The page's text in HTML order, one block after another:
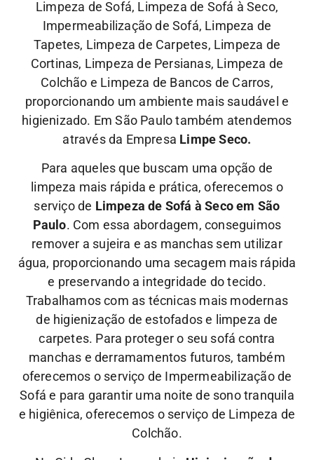
Limpeza de Sofá, Limpeza de Sofá à Seco,
Impermeabilização de Sofá, Limpeza de
Tapetes, Limpeza de Carpetes, Limpeza de
Cortinas, Limpeza de Persianas, Limpeza de
Colchão e Limpeza de Bancos de Carros,
proporcionando um ambiente mais saudável e
higienizado. Em São Paulo também atendemos
através da Empresa Limpe Seco.
Para aqueles que buscam uma opção de
limpeza mais rápida e prática, oferecemos o
serviço de Limpeza de Sofá à Seco em São
Paulo. Com essa abordagem, conseguimos
remover a sujeira e as manchas sem utilizar
água, proporcionando uma secagem mais rápida
e preservando a integridade do tecido.
Trabalhamos com as técnicas mais modernas
de higienização de estofados e limpeza de
carpetes. Para proteger o seu sofá contra
manchas e derramamentos futuros, também
oferecemos o serviço de Impermeabilização de
Sofá e para garantir uma noite de sono tranquila
e higiênica, oferecemos o serviço de Limpeza de
Colchão.